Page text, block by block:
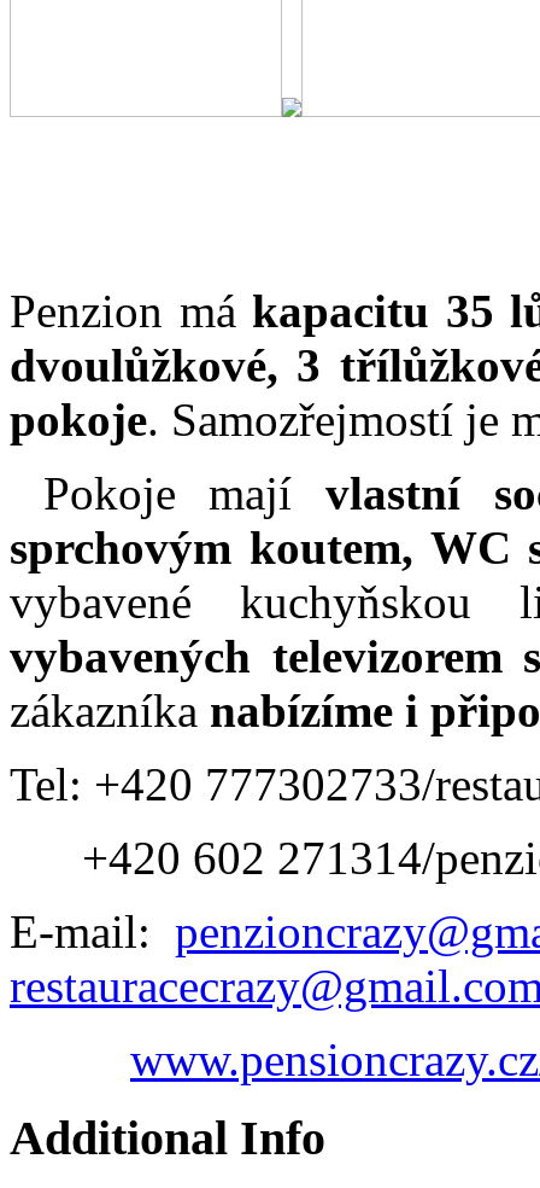
Penzion má kapacitu 35
dvoulůžkové, 3
pokoje. Samozřejmostí je
Pokoje majívlastní
sprchovým koutem, WC
vybavené
vybavených televizorem
zákazníka nabízíme i
Tel: +420 777302733/
+420 602 271314/
E-mail:
Additional Info